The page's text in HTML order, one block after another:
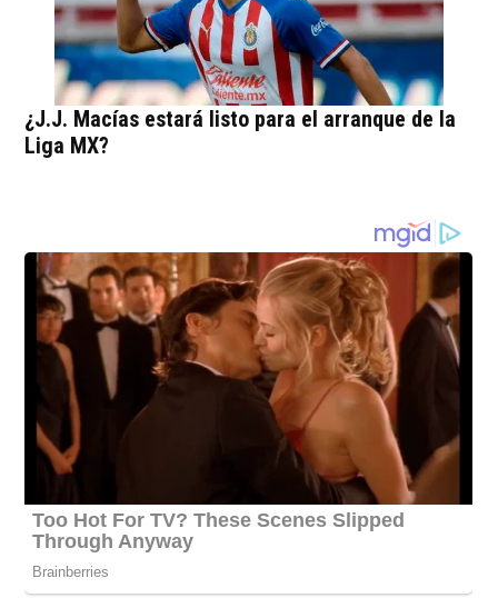
¿J.J. Macías estará listo para el arranque de la
Liga MX?